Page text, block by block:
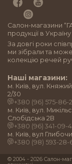
Салон-магазини
продукції в
За довгі роки
ми зібрали та
колекцію речей
Наші магазини:
м. Київ, вул.
2/30
+380 (96) 575-86-
м. Київ, вул.
Слобідська 2B
+380 (96) 341-09-
м. Київ, вул
+380 (98) 593-28-
© 2004 - 2026 Cалон-